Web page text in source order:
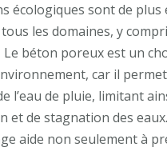
écologiques sont de plus
les domaines, y
béton poreux est un
car il
l’eau de pluie, limitant
et de stagnation des
aide non seulement à